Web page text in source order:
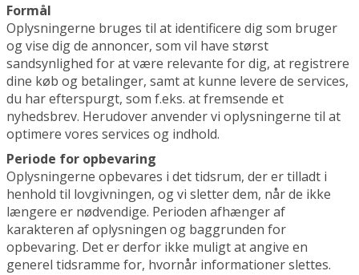
Formål
Oplysningerne bruges til at identificere dig som bruger
og vise dig de annoncer, som vil have størst
sandsynlighed for at være relevante for dig, at registrere
dine køb og betalinger, samt at kunne levere de services,
du har efterspurgt, som f.eks. at fremsende et
nyhedsbrev. Herudover anvender vi oplysningerne til at
optimere vores services og indhold.
Periode for opbevaring
Oplysningerne opbevares i det tidsrum, der er tilladt i
henhold til lovgivningen, og vi sletter dem, når de ikke
længere er nødvendige. Perioden afhænger af
karakteren af oplysningen og baggrunden for
opbevaring. Det er derfor ikke muligt at angive en
generel tidsramme for, hvornår informationer slettes.